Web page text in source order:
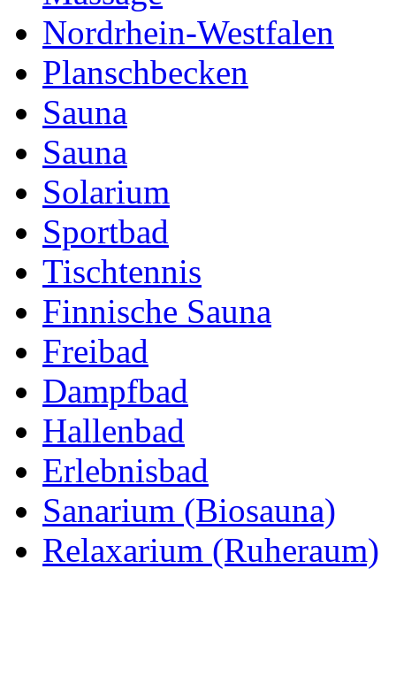
Nordrhein-Westfalen
Planschbecken
Sauna
Sauna
Solarium
Sportbad
Tischtennis
Finnische Sauna
Freibad
Dampfbad
Hallenbad
Erlebnisbad
Sanarium (Biosauna)
Relaxarium (Ruheraum)